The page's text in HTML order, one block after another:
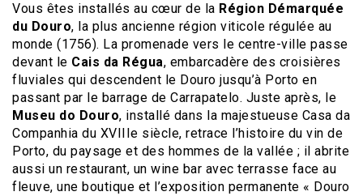
Vous êtes installés au cœur de la Région Démarquée
du Douro, la plus ancienne région viticole régulée au
monde (1756). La promenade vers le centre-ville passe
devant le Cais da Régua, embarcadère des croisières
fluviales qui descendent le Douro jusqu’à Porto en
passant par le barrage de Carrapatelo. Juste après, le
Museu do Douro, installé dans la majestueuse Casa da
Companhia du XVIIIe siècle, retrace l’histoire du vin de
Porto, du paysage et des hommes de la vallée ; il abrite
aussi un restaurant, un wine bar avec terrasse face au
fleuve, une boutique et l’exposition permanente « Douro